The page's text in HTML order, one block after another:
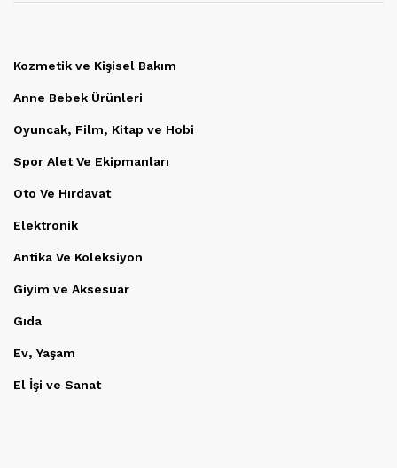
Kozmetik ve Kişisel Bakım
Anne Bebek Ürünleri
Oyuncak, Film, Kitap ve Hobi
Spor Alet Ve Ekipmanları
Oto Ve Hırdavat
Elektronik
Antika Ve Koleksiyon
Giyim ve Aksesuar
Gıda
Ev, Yaşam
El İşi ve Sanat